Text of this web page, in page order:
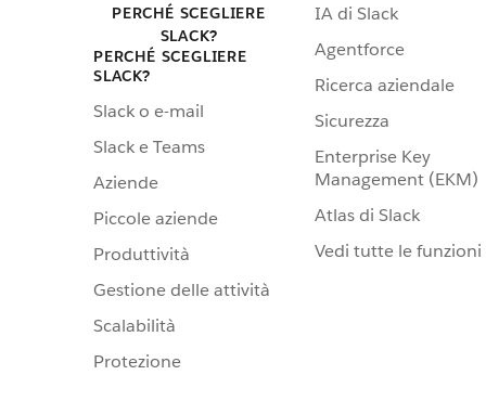
PERCHÉ SCEGLIERE
SLACK?
PERCHÉ SCEGLIERE
SLACK?
Slack o e-mail
Slack e Teams
Aziende
Piccole aziende
Produttività
Gestione delle attività
Scalabilità
Protezione
IA di Slack
Agentforce
Ricerca aziendale
Sicurezza
Enterprise Key
Management (EKM)
Atlas di Slack
Vedi tutte le funzioni